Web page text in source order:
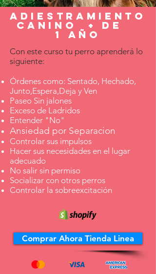
adiestramiento
canino + DE
1 año
Con este curso tu perro aprenderá lo
siguiente:
Órdenes como: Sentado, Hechado,
Junto,Espera,Deja y Ven
Paseo Sin jalones
Exceso de Ladridos
Entender "No"
Ansiedad por Separacion
Controlar sus impulsos
Hacer sus necesidades en el lugar
adecuado
No salir sin permiso
Socializar con otros perros
Controlar la sobreexcitación
Comprar Ahora Tienda Linea